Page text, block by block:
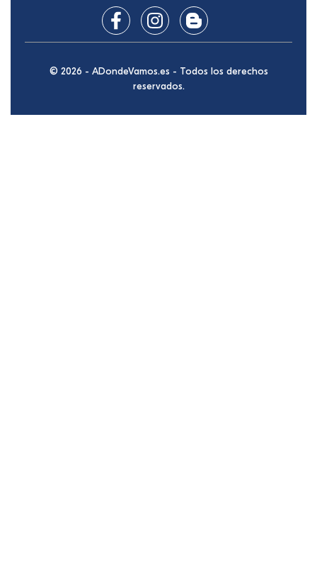
© 2026 - ADondeVamos.es - Todos los derechos
reservados.